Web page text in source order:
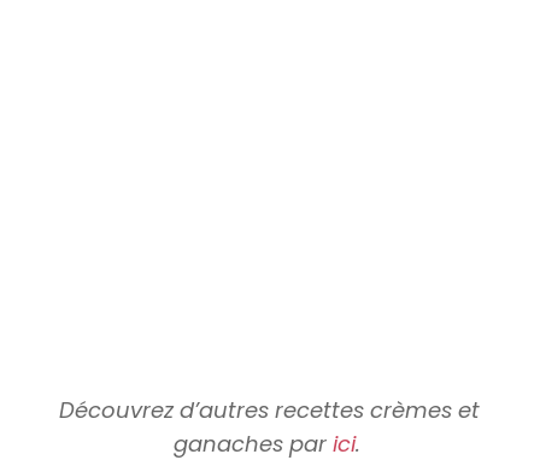
Découvrez d’autres recettes crèmes et
ganaches par ici.